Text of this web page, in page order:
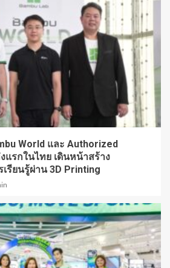
World และ Authorized
แรกในไทย เดินหน้าสร้าง
รียนรู้ผ่าน 3D Printing